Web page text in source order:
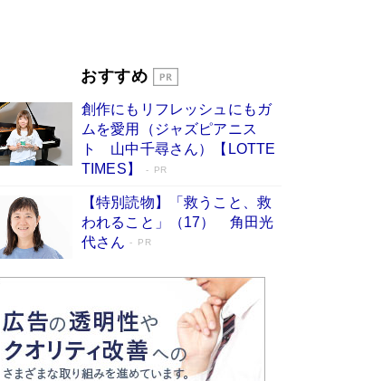
和田秀樹の70代、80代向け新書がベスト3を独
占 上半期1位にも選出［新書ベストセラー］
Book Bang
おすすめ
創作にもリフレッシュにもガ
ムを愛用（ジャズピアニス
ト 山中千尋さん）【LOTTE
TIMES】
PR
【特別読物】「救うこと、救
われること」（17） 角田光
代さん
PR